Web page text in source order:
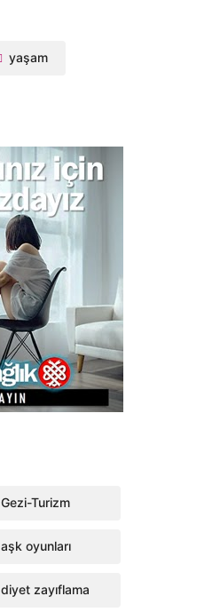
yaşam
Gezi-Turizm
aşk oyunları
diyet zayıflama